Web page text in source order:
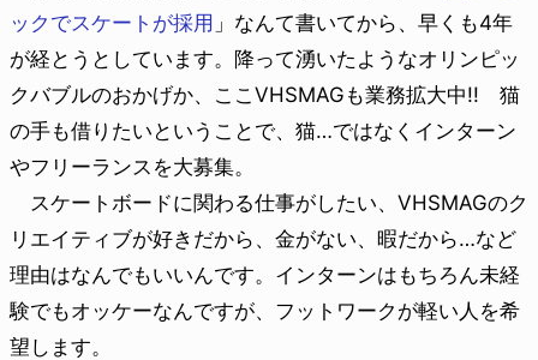
ックでスケートが採用 」なんて書いてから、早くも4年
が経とうとしています。降って湧いたようなオリンピッ
クバブルのおかげか、ここVHSMAGも業務拡大中!! 猫
の手も借りたいということで、猫…ではなくインターン
やフリーランスを大募集。
スケートボードに関わる仕事がしたい、VHSMAGのク
リエイティブが好きだから、金がない、暇だから…など
理由はなんでもいいんです。インターンはもちろん未経
験でもオッケーなんですが、フットワークが軽い人を希
望します。